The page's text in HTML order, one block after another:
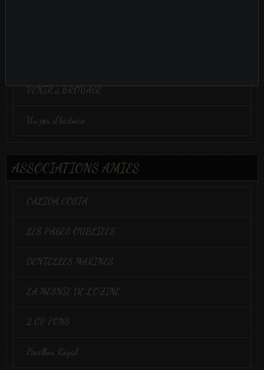
VENIR à BROUAGE
Un peu d'histoire
ASSOCIATIONS AMIES
CALIDA COSTA
LES PAGES OUBLIEES
DENTELLES MARINES
LA MESNIE DE L'OZINE
2 CV PONS
Pavillon Royal